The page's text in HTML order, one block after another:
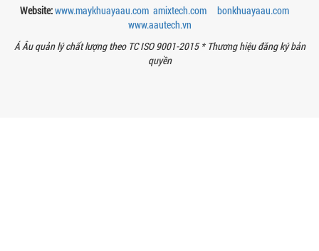
Máy nghiền thuốc BVTV giúp tối ưu độ
mịn, nâng cao hiệu quả sản xuất và
đảm bảo chất lượng chế phẩm nông...
TIÊU CHÍ QUAN TRỌNG KHI CHỌN MUA
MÁY NGHIỀN RỔ CHO NGÀNH SƠN – MỰC
Website:www.maykhuayaau.com amixtech.com
bonkhuayaau.com
www.aautech.vn
Á Âu quản lý chất lượng theo TC ISO 9001-2015 * Thương hiệu đăng ký bản
quyền